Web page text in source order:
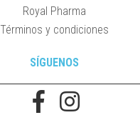
Royal Pharma
Términos y condiciones
SÍGUENOS